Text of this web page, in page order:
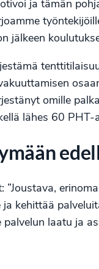
ja tämän
jälkeen
omille
lähes 60
kehittää
laatu ja